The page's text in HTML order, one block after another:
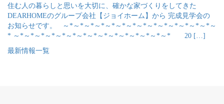
住む人の暮らしと思いを大切に、確かな家づくりをしてきた
DEARHOMEのグループ会社【ジョイホーム】から 完成見学会の
お知らせです。 ～*～*～*～*～*～*～*～*～*～*～*～*～*～*～
* ～*～*～*～*～*～*～*～*～*～*～*～*～*～*～* 20 […]
最新情報一覧